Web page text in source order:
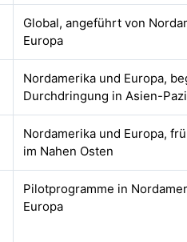
Global, angeführt von
Europa
Nordamerika und Europa,
Durchdringung in Asien-
Nordamerika und Europa,
im Nahen Osten
Pilotprogramme in
Europa